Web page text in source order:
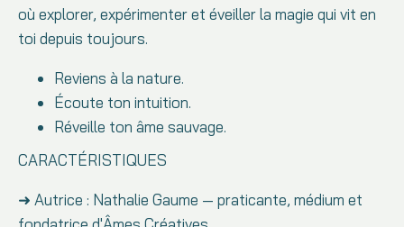
où explorer, expérimenter et éveiller la magie qui vit en
toi depuis toujours.
Reviens à la nature.
Écoute ton intuition.
Réveille ton âme sauvage.
CARACTÉRISTIQUES
➜ Autrice : Nathalie Gaume — praticante, médium et